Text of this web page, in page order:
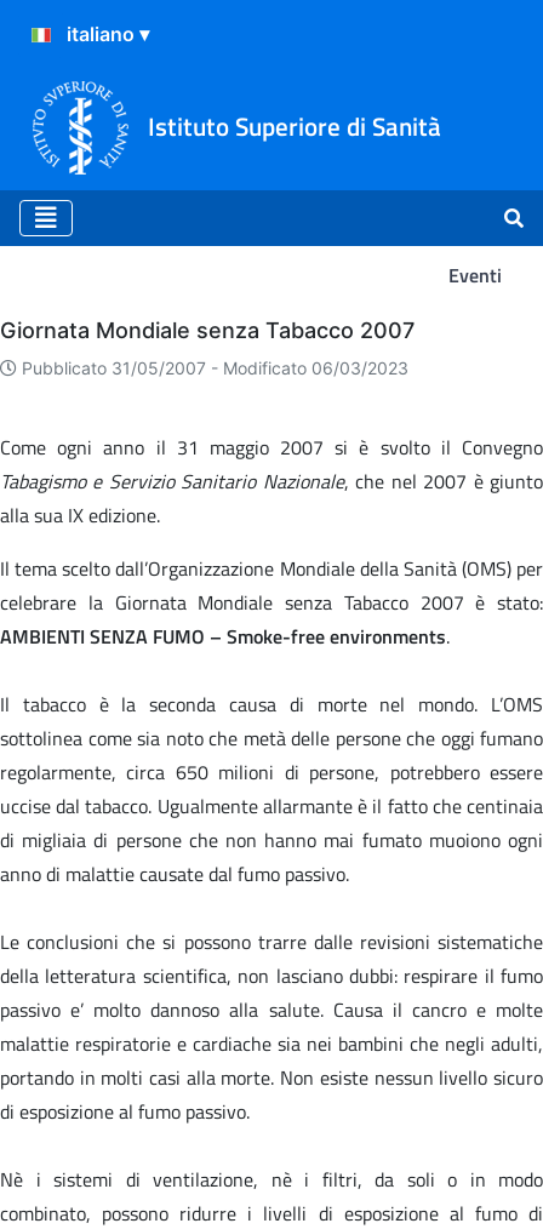
Istituto Superiore di Sanità
Eventi
Eventi
Giornata Mondiale senza Tabacco 2007
Pubblicato 31/05/2007 - Modificato 06/03/2023
Come ogni anno il 31 maggio 2007 si è svolto il Convegno
Tabagismo e Servizio Sanitario Nazionale, che nel 2007 è giunto
alla sua IX edizione.
Il tema scelto dall’Organizzazione Mondiale della Sanità (OMS) per
celebrare la Giornata Mondiale senza Tabacco 2007 è stato:
AMBIENTI SENZA FUMO – Smoke-free environments.
Il tabacco è la seconda causa di morte nel mondo. L’OMS
sottolinea come sia noto che metà delle persone che oggi fumano
regolarmente, circa 650 milioni di persone, potrebbero essere
uccise dal tabacco. Ugualmente allarmante è il fatto che centinaia
di migliaia di persone che non hanno mai fumato muoiono ogni
anno di malattie causate dal fumo passivo.
Le conclusioni che si possono trarre dalle revisioni sistematiche
della letteratura scientifica, non lasciano dubbi: respirare il fumo
passivo e’ molto dannoso alla salute. Causa il cancro e molte
malattie respiratorie e cardiache sia nei bambini che negli adulti,
portando in molti casi alla morte. Non esiste nessun livello sicuro
di esposizione al fumo passivo.
Nè i sistemi di ventilazione, nè i filtri, da soli o in modo
combinato, possono ridurre i livelli di esposizione al fumo di